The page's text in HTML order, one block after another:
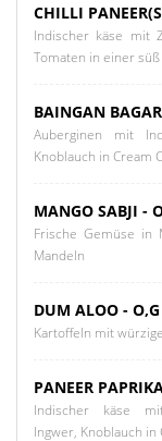
CHILLI
Indischer käse mit
Tomaten in einer
BAINGAN
Auberginen mit
Knoblauch in Cream
MANGO SABJI -
Frische Gemüse in
Mandeln
DUM ALOO - O,G
Kartoffeln mit
PANEER
Indischer käse
Ingwer, Knoblauch in